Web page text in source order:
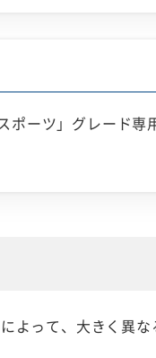
ーツ」グレード専
って、大きく異な